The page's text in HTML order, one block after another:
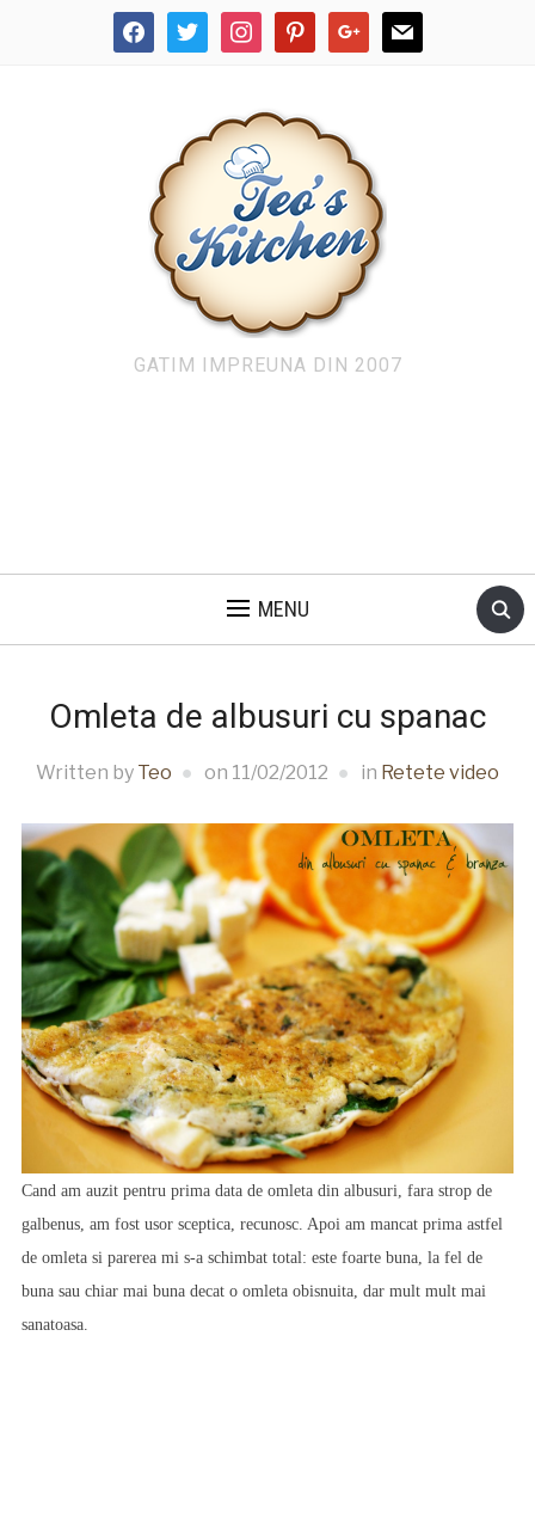
facebooktwitter instagrampinterestgoogle mail
GATIM IMPREUNA DIN 2007
MENU
Omleta de albusuri cu spanac
Written by Teo on 11/02/2012 in Retete video
Cand am auzit pentru prima data de omleta din albusuri, fara strop de
galbenus, am fost usor sceptica, recunosc. Apoi am mancat prima astfel
de omleta si parerea mi s-a schimbat total: este foarte buna, la fel de
buna sau chiar mai buna decat o omleta obisnuita, dar mult mult mai
sanatoasa.